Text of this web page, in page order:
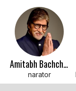
Amitabh Bachchan
narator